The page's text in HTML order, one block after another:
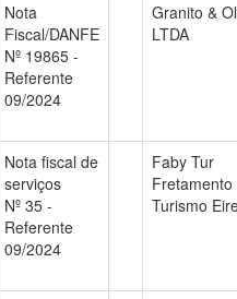
Nota
Fiscal/DANFE
Nº 19865 -
Referente
09/2024
Granito &
LTDA
Nota fiscal de
serviços
Nº 35 -
Referente
09/2024
Faby Tur
Fretamento
Turismo